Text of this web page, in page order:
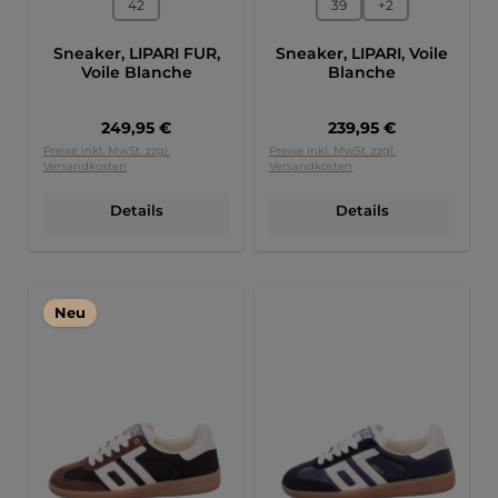
42
Sneaker, LIPARI FUR,
Voile Blanche
Regulärer Preis:
249,95 €
Preise inkl. MwSt. zzgl.
Versandkosten
Details
39 +2
Sneaker, LIPARI, Voile
Blanche
Regulärer Preis:
239,95 €
Preise inkl. MwSt. zzgl.
Versandkosten
Details
Neu